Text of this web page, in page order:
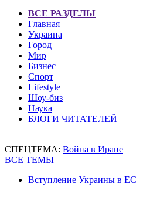
ВСЕ РАЗДЕЛЫ
Главная
Украина
Город
Мир
Бизнес
Спорт
Lifestyle
Шоу-биз
Наука
БЛОГИ ЧИТАТЕЛЕЙ
СПЕЦТЕМА: Война в Иране
ВСЕ ТЕМЫ
Вступление Украины в ЕС